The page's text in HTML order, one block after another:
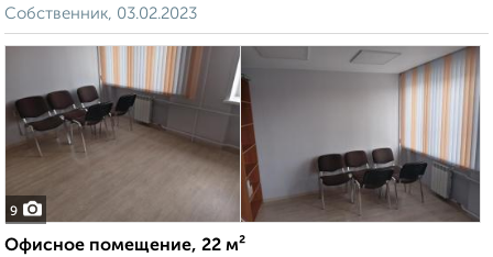
Собственник, 03.02.2023
9
Офисное помещение, 22 м²